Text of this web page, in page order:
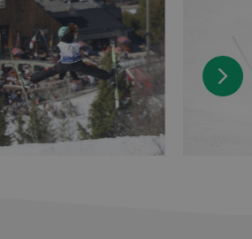
arrow_forward_ios